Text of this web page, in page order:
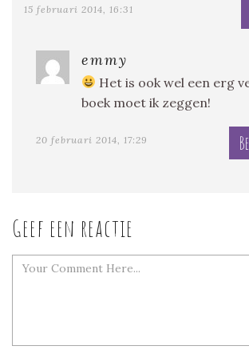
15 februari 2014, 16:31
emmy
Het is ook wel een erg
boek moet ik zeggen!
20 februari 2014, 17:29
Geef een reactie